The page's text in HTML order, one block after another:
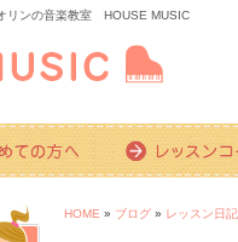
リンの音楽教室 HOUSE MUSIC
HOME » ブログ » レッスン日記